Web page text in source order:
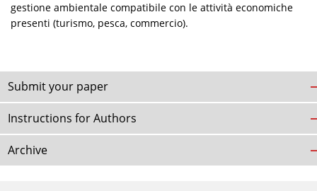
gestione ambientale compatibile con le attività economiche
presenti (turismo, pesca, commercio).
Submit your paper
Instructions for Authors
Archive